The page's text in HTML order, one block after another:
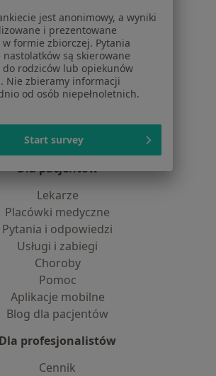
Polityka cookies
wyniki wyszukiwania
Dostępność
O nas
Praca Rekrutujemy!
Centrum prasowe
Kontakt
Dla pacjentów
Lekarze
Placówki medyczne
Pytania i odpowiedzi
Usługi i zabiegi
Choroby
Pomoc
Aplikacje mobilne
Blog dla pacjentów
Dla profesjonalistów
Cennik
jest anonimowy, a wyniki
i prezentowane
w formie zbiorczej. Pytania
nastolatków są skierowane
do rodziców lub opiekunów
Nie zbieramy informacji
od osób niepełnoletnich.
Start survey